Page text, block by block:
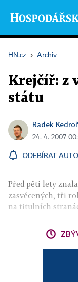
HN.cz › Archiv
Krejčíř: z
státu
Radek
24. 4. 2007
ODEBÍRAT
Před pěti lety
zasvěcených, tři
na titulních